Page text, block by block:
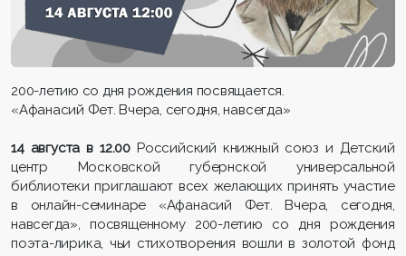
200-летию со дня рождения посвящается.
«Афанасий Фет. Вчера, сегодня, навсегда»
14 августа в 12.00Российский книжный союз и Детский
центр Московской губернской универсальной
библиотеки приглашают всех желающих принять участие
в онлайн-семинаре «Афанасий Фет. Вчера, сегодня,
навсегда», посвященному 200-летию со дня рождения
поэта-лирика, чьи стихотворения вошли в золотой фонд